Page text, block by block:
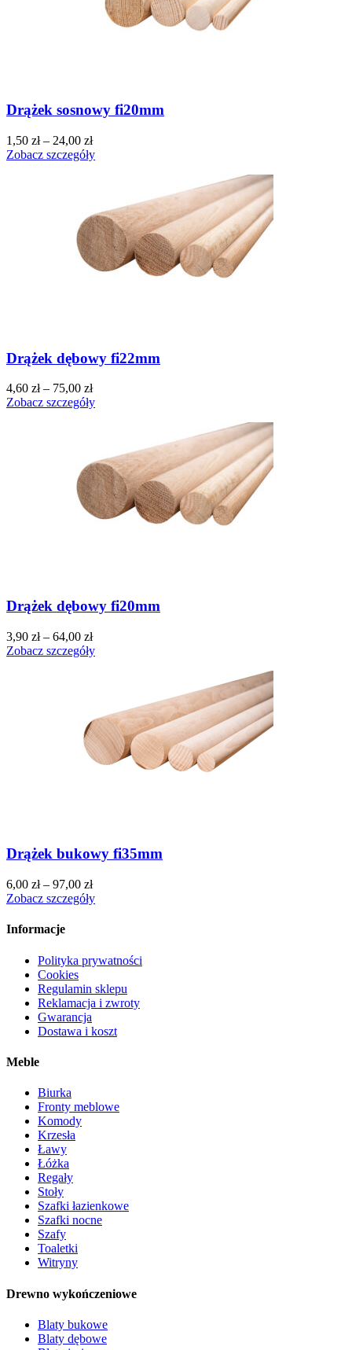
Drążek sosnowy fi20mm
1,50 zł– 24,00 zł
Zobacz szczegóły
Drążek dębowy fi22mm
4,60 zł– 75,00 zł
Zobacz szczegóły
Drążek dębowy fi20mm
3,90 zł– 64,00 zł
Zobacz szczegóły
Drążek bukowy fi35mm
6,00 zł– 97,00 zł
Zobacz szczegóły
Informacje
Polityka prywatności
Cookies
Regulamin sklepu
Reklamacja i zwroty
Gwarancja
Dostawa i koszt
Meble
Biurka
Fronty meblowe
Komody
Krzesła
Ławy
Łóżka
Regały
Stoły
Szafki łazienkowe
Szafki nocne
Szafy
Toaletki
Witryny
Drewno wykończeniowe
Blaty bukowe
Blaty dębowe